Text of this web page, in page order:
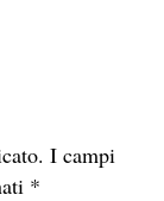
I campi
*